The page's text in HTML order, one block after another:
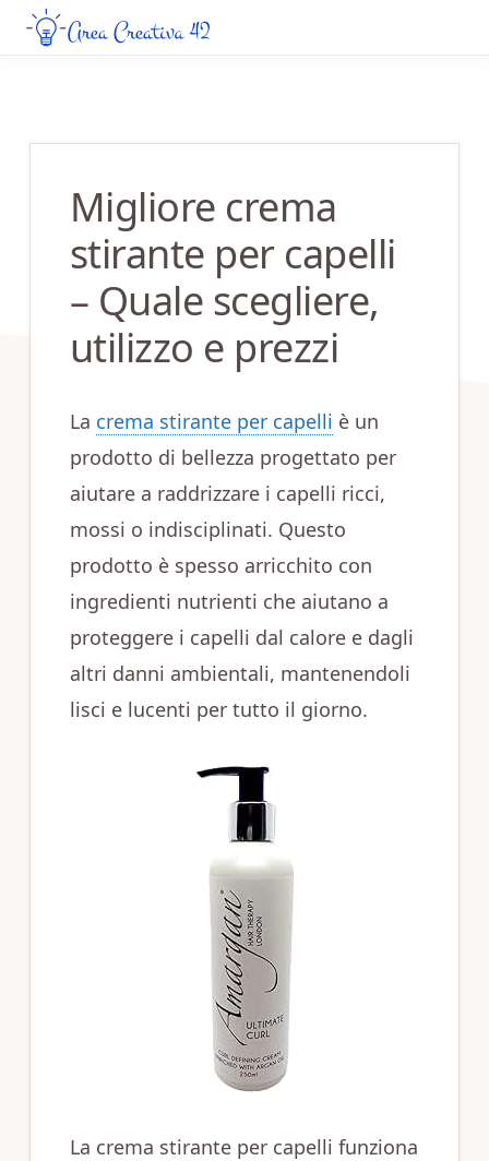
Skip
to
Skip
to
Migliore crema
stirante per capelli
– Quale scegliere,
utilizzo e prezzi
La crema stirante per capelli è un
prodotto di bellezza progettato per
aiutare a raddrizzare i capelli ricci,
mossi o indisciplinati. Questo
prodotto è spesso arricchito con
ingredienti nutrienti che aiutano a
proteggere i capelli dal calore e dagli
altri danni ambientali, mantenendoli
lisci e lucenti per tutto il giorno.
La crema stirante per capelli funziona